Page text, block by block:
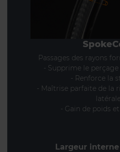
Passages des rayons
- Supprime le
- Renforce la
- Maîtrise parfaite de la
- Gain de poids
Largeur